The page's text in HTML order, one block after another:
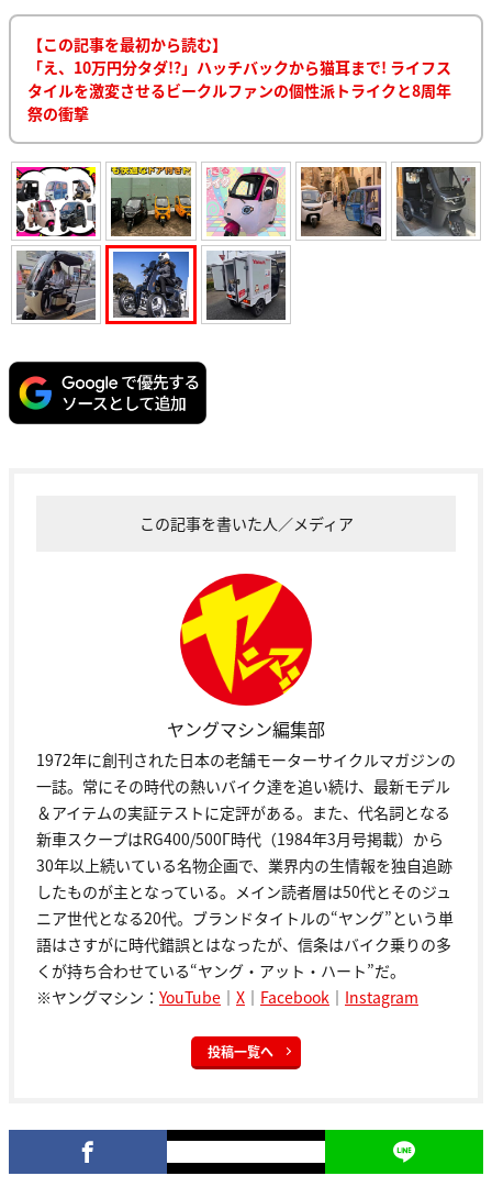
【この記事を最初から読む】
「え、10万円分タダ!?」ハッチバックから猫耳まで! ライフス
タイルを激変させるビークルファンの個性派トライクと8周年
祭の衝撃
この記事を書いた人／メディア
ヤングマシン編集部
1972年に創刊された日本の老舗モーターサイクルマガジンの
一誌。常にその時代の熱いバイク達を追い続け、最新モデル
＆アイテムの実証テストに定評がある。また、代名詞となる
新車スクープはRG400/500Γ時代（1984年3月号掲載）から
30年以上続いている名物企画で、業界内の生情報を独自追跡
したものが主となっている。メイン読者層は50代とそのジュ
ニア世代となる20代。ブランドタイトルの“ヤング”という単
語はさすがに時代錯誤とはなったが、信条はバイク乗りの多
くが持ち合わせている“ヤング・アット・ハート”だ。
※ヤングマシン： YouTube ｜ X ｜ Facebook ｜ Instagram
投稿一覧へ